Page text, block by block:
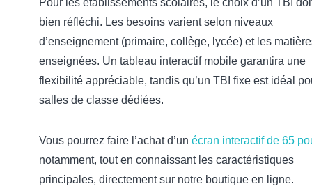
Pour les établissements scolaires, le choix d’un TBI
bien réfléchi. Les besoins varient selon niveaux
d’enseignement (primaire, collège, lycée) et les
enseignées. Un tableau interactif mobile garantira une
flexibilité appréciable, tandis qu’un TBI fixe est idéal
salles de classe dédiées.
Vous pourrez faire l’achat d’un écran interactif de 65
notamment, tout en connaissant les caractéristiques
principales, directement sur notre boutique en ligne.